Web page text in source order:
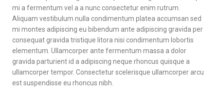
mi a fermentum vel a a nunc consectetur enim rutrum.
Aliquam vestibulum nulla condimentum platea accumsan sed
mi montes adipiscing eu bibendum ante adipiscing gravida per
consequat gravida tristique litora nisi condimentum lobortis
elementum. Ullamcorper ante fermentum massa a dolor
gravida parturient id a adipiscing neque rhoncus quisque a
ullamcorper tempor. Consectetur scelerisque ullamcorper arcu
est suspendisse eu rhoncus nibh.